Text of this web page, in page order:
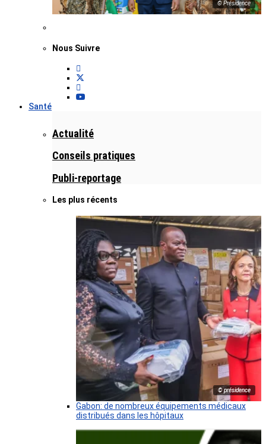
© Présidence
Nous Suivre
Santé
Actualité
Conseils pratiques
Publi-reportage
Les plus récents
© présidence
Gabon: de nombreux équipements médicaux
distribués dans les hôpitaux